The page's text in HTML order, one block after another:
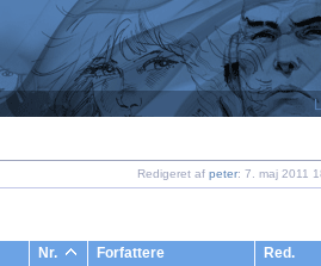
Redigeret af peter: 7. maj 2011
Nr. Forfattere
Red.